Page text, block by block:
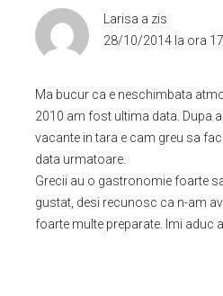
Larisa a zis
28/10/2014 la ora
Ma bucur ca e neschimbata
2010 am fost ultima data. Dupa
vacante in tara e cam greu sa
data urmatoare.
Grecii au o gastronomie foarte
gustat, desi recunosc ca n-am
foarte multe preparate. Imi aduc